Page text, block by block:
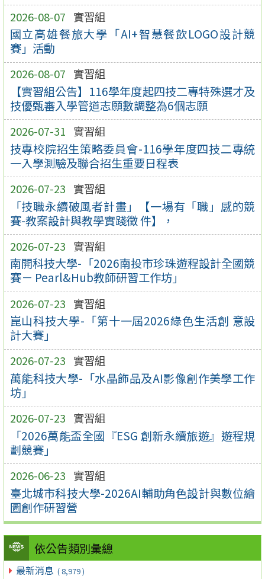
2026-08-07 實習組
國立高雄餐旅大學「AI+智慧餐飲LOGO設計競
賽」活動
2026-08-07 實習組
【實習組公告】116學年度起四技二專特殊選才及
技優甄審入學管道志願數調整為6個志願
2026-07-31 實習組
技專校院招生策略委員會-116學年度四技二專統
一入學測驗及聯合招生重要日程表
2026-07-23 實習組
「技職永續破風者計畫」【一場有「職」感的競
賽-教案設計與教學實踐徵 件】，
2026-07-23 實習組
南開科技大學-「2026南投市珍珠遊程設計全國競
賽－ Pearl&Hub教師研習工作坊」
2026-07-23 實習組
崑山科技大學-「第十一屆2026綠色生活創 意設
計大賽」
2026-07-23 實習組
萬能科技大學-「水晶飾品及AI影像創作美學工作
坊」
2026-07-23 實習組
「2026萬能盃全國『ESG 創新永續旅遊』遊程規
劃競賽」
2026-06-23 實習組
臺北城市科技大學-2026AI輔助角色設計與數位繪
圖創作研習營
依公告類別彙總
最新消息 ( 8,979 )